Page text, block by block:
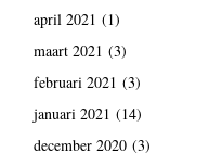
april 2021 (1)
maart 2021 (3)
februari 2021 (3)
januari 2021 (14)
december 2020(3)